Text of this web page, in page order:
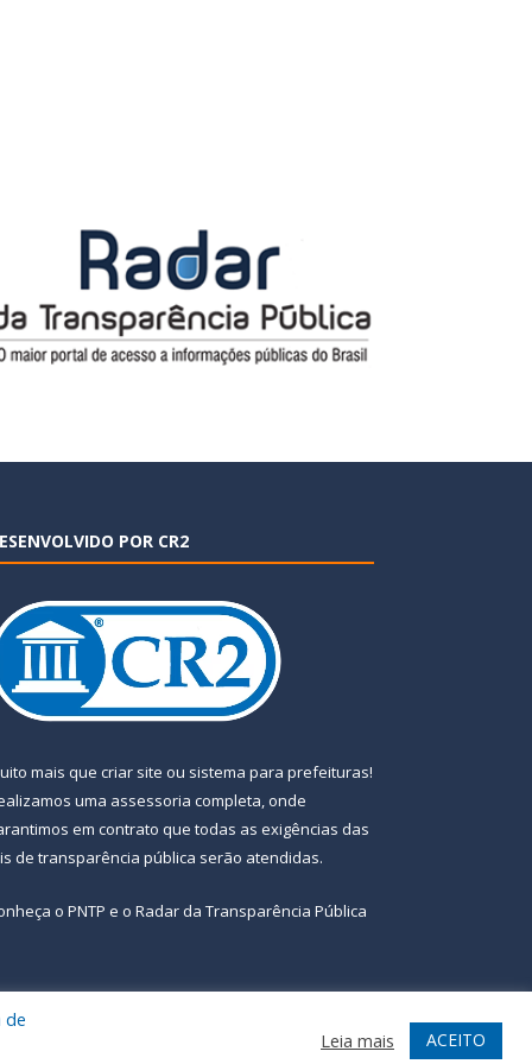
POR CR2
mais que criar site ou sistema para prefeituras!
uma assessoria completa, onde
em contrato que todas as exigências das
de transparência pública serão atendidas.
o PNTP e o Radar da Transparência Pública
Acessar Webmail
de
Leia mais ACEITO